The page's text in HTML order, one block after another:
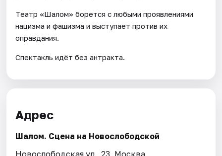
Театр «Шалом» борется с любыми проявлениями
нацизма и фашизма и выступает против их
оправдания.
Спектакль идёт без антракта.
Адрес
Шалом. Сцена на Новослободской